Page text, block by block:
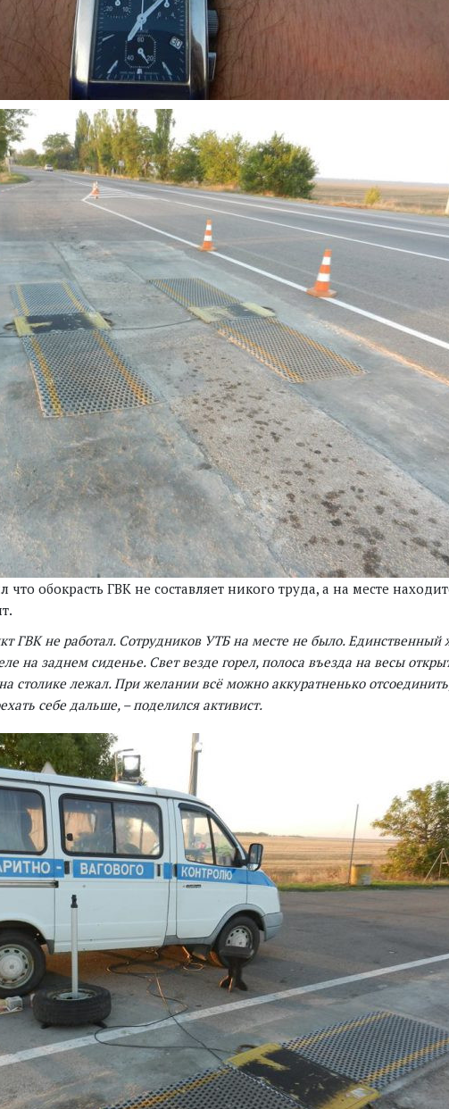
что обокрасть ГВК не составляет никого труда, а на месте
ГВК не работал. Сотрудников УТБ на месте не было. Единственный
на заднем сиденье. Свет везде горел, полоса въезда на весы
столике лежал. При желании всё можно аккуратненько
себе дальше, – поделился активист.